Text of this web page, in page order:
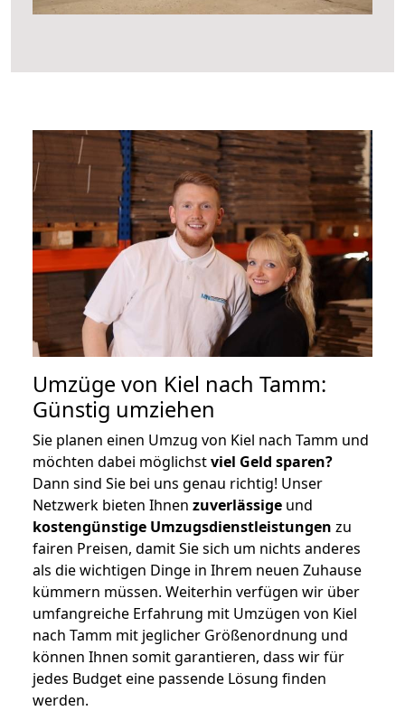
Umzüge von Kiel nach Tamm:
Günstig umziehen
Sie planen einen Umzug von Kiel nach Tamm und
möchten dabei möglichstviel Geld sparen?
Dann sind Sie bei uns genau richtig! Unser
Netzwerk bieten Ihnen zuverlässige und
kostengünstige Umzugsdienstleistungen zu
fairen Preisen, damit Sie sich um nichts anderes
als die wichtigen Dinge in Ihrem neuen Zuhause
kümmern müssen. Weiterhin verfügen wir über
umfangreiche Erfahrung mit Umzügen von Kiel
nach Tamm mit jeglicher Größenordnung und
können Ihnen somit garantieren, dass wir für
jedes Budget eine passende Lösung finden
werden.